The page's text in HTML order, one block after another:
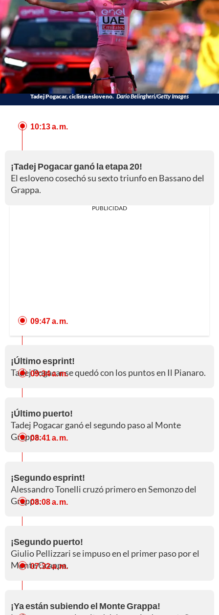
Tadej Pogacar, ciclista esloveno. Dario Belingheri/Getty Images
10:13 a. m.
¡Tadej Pogacar ganó la etapa 20!
El esloveno cosechó su sexto triunfo en Bassano del
Grappa.
PUBLICIDAD
09:47 a. m.
¡Último esprint!
Tadej Pogacar se quedó con los puntos en Il Pianaro.
09:34 a. m.
¡Último puerto!
Tadej Pogacar ganó el segundo paso al Monte
Grappa.08:41 a. m.
¡Segundo esprint!
Alessandro Tonelli cruzó primero en Semonzo del
Grappa.08:08 a. m.
¡Segundo puerto!
Giulio Pellizzari se impuso en el primer paso por el
Monte Grappa.
07:32 a. m.
¡Ya están subiendo el Monte Grappa!